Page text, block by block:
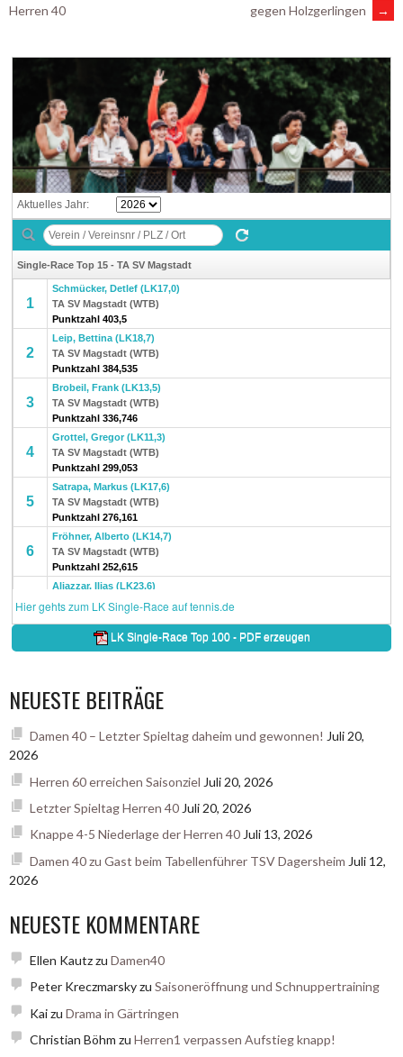
NAVIGATION
Herren 40
gegen Holzgerlingen
→
NEUESTE BEITRÄGE
Damen 40 – Letzter Spieltag daheim und gewonnen! Juli 20,
2026
Herren 60 erreichen Saisonziel Juli 20, 2026
Letzter Spieltag Herren 40 Juli 20, 2026
Knappe 4-5 Niederlage der Herren 40Juli 13, 2026
Damen 40 zu Gast beim Tabellenführer TSV Dagersheim Juli 12,
2026
NEUESTE KOMMENTARE
Ellen Kautzzu Damen40
Peter Kreczmarskyzu Saisoneröffnung und Schnuppertraining
Kaizu Drama in Gärtringen
Christian Böhm zu Herren1 verpassen Aufstieg knapp!